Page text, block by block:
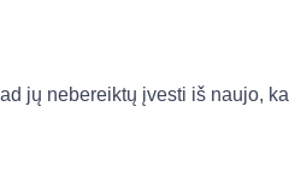
jų nebereiktų įvesti iš naujo,